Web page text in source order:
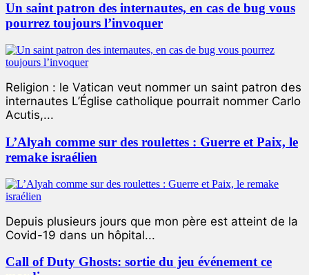
Un saint patron des internautes, en cas de bug vous
pourrez toujours l’invoquer
Religion : le Vatican veut nommer un saint patron des
internautes L’Église catholique pourrait nommer Carlo
Acutis,...
L’Alyah comme sur des roulettes : Guerre et Paix, le
remake israélien
Depuis plusieurs jours que mon père est atteint de la
Covid-19 dans un hôpital...
Call of Duty Ghosts: sortie du jeu événement ce